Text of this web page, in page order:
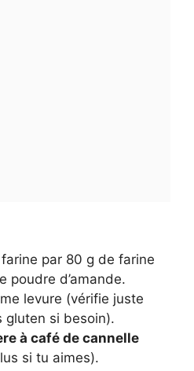
par 80 g de farine
poudre d’amande.
levure (vérifie juste
gluten si besoin).
à café de cannelle
si tu aimes).